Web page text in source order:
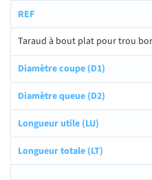
Taraud à bout plat pour trou